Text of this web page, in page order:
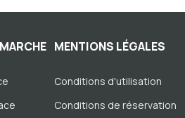
MENTIONS LÉGALES
Conditions d'utilisation
Conditions de réservation